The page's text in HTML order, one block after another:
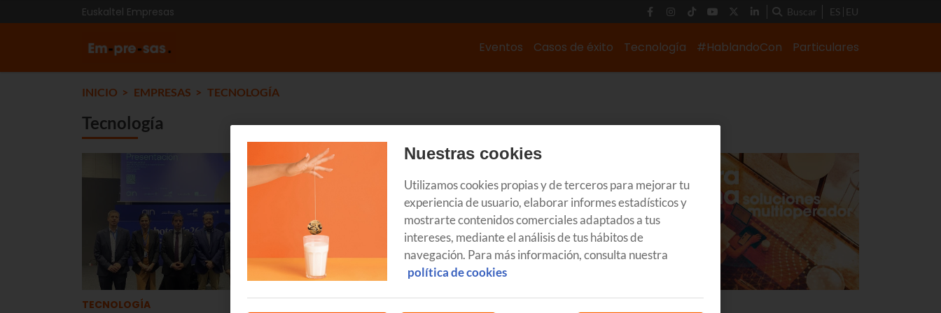
Euskaltel Empresas Buscar ES EU
Eventos Casos de éxito Tecnología #HablandoCon Particulares
INICIO EMPRESAS TECNOLOGÍA
Tecnología
TECNOLOGÍA
Nuestras cookies
Utilizamos cookies propias y de terceros para mejorar tu
experiencia de usuario, elaborar informes estadísticos y
mostrarte contenidos comerciales adaptados a tus
intereses, mediante el análisis de tus hábitos de
navegación. Para más información, consulta nuestra
política de cookies